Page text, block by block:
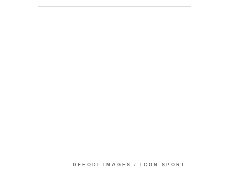
DEFODI IMAGES / ICON SPORT